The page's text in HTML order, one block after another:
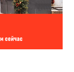
сейчас